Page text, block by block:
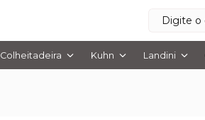
Colheitadeira Kuhn Landini